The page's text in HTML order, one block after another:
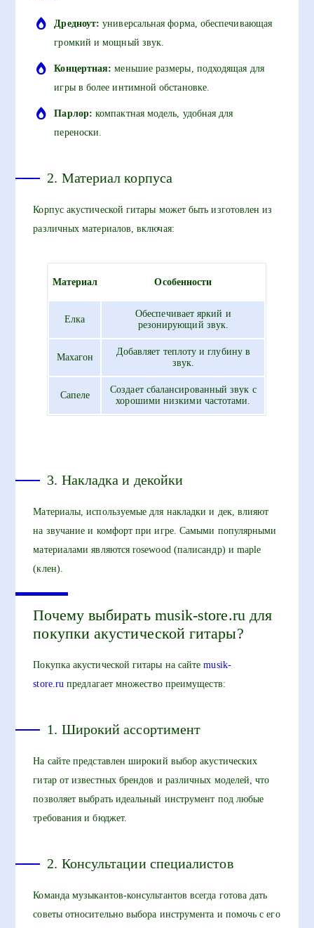
Дредноут: универсальная форма, обеспечивающая
громкий и мощный звук.
Концертная: меньшие размеры, подходящая для
игры в более интимной обстановке.
Парлор: компактная модель, удобная для
переноски.
2. Материал корпуса
Корпус акустической гитары может быть изготовлен из
различных материалов, включая:
Материал Особенности
Елка
Обеспечивает яркий и
резонирующий звук.
Махагон
Добавляет теплоту и глубину в
звук.
Сапеле
Создает сбалансированный звук с
хорошими низкими частотами.
3. Накладка и декойки
Материалы, используемые для накладки и дек, влияют
на звучание и комфорт при игре. Самыми популярными
материалами являются rosewood (палисандр) и maple
(клен).
Почему выбирать musik-store.ru для
покупки акустической гитары?
Покупка акустической гитары на сайтеmusik-
store.ru предлагает множество преимуществ:
1. Широкий ассортимент
На сайте представлен широкий выбор акустических
гитар от известных брендов и различных моделей, что
позволяет выбрать идеальный инструмент под любые
требования и бюджет.
2. Консультации специалистов
Команда музыкантов-консультантов всегда готова дать
советы относительно выбора инструмента и помочь с его